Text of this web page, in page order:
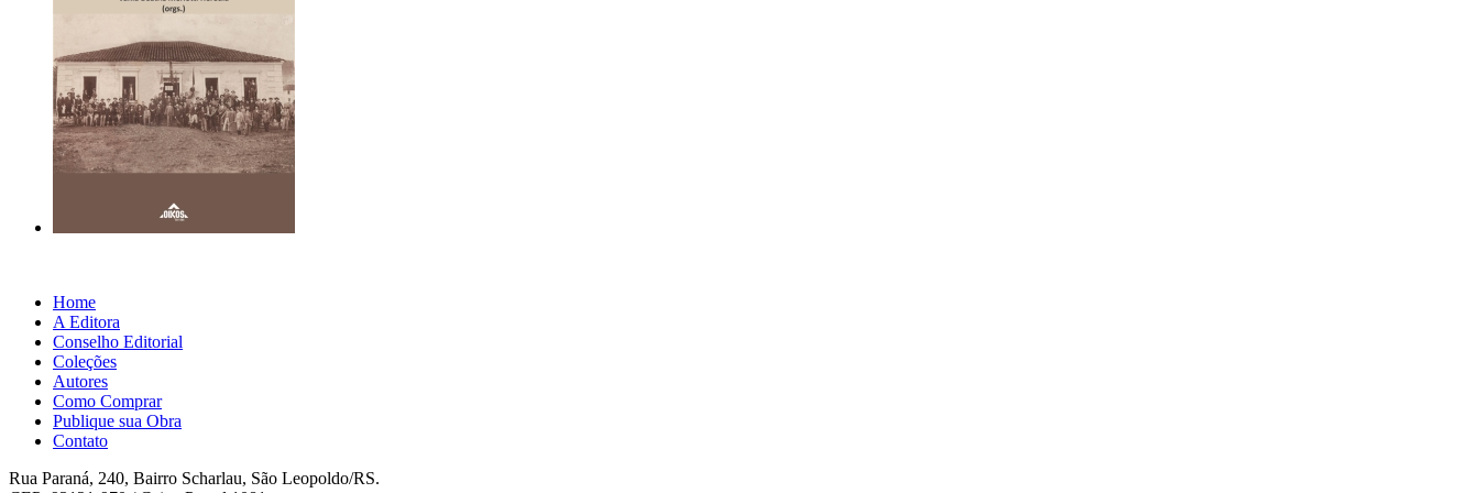
Home
A Editora
Conselho Editorial
Coleções
Autores
Como Comprar
Publique sua Obra
Contato
Rua Paraná, 240, Bairro Scharlau, São Leopoldo/RS.